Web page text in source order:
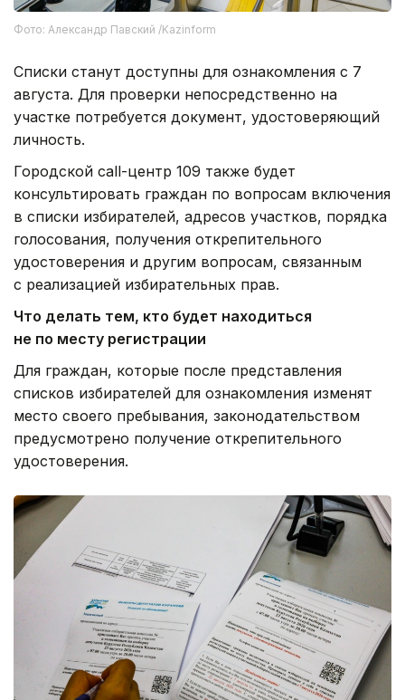
Фото: Александр Павский /Kazinform
Списки станут доступны для ознакомления с 7
августа. Для проверки непосредственно на
участке потребуется документ, удостоверяющий
личность.
Городской call-центр 109 также будет
консультировать граждан по вопросам включения
в списки избирателей, адресов участков, порядка
голосования, получения открепительного
удостоверения и другим вопросам, связанным
с реализацией избирательных прав.
Что делать тем, кто будет находиться
не по месту регистрации
Для граждан, которые после представления
списков избирателей для ознакомления изменят
место своего пребывания, законодательством
предусмотрено получение открепительного
удостоверения.